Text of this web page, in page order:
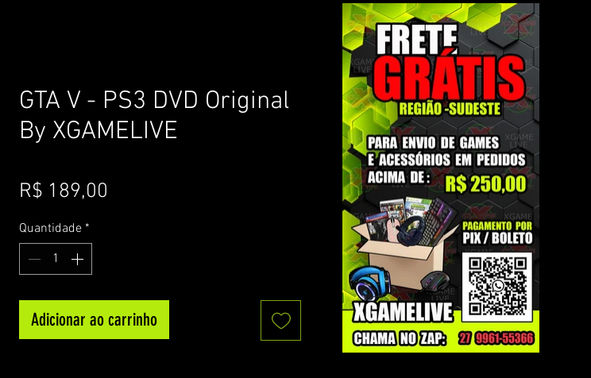
GTA V - PS3 DVD Original
By XGAMELIVE
R$ 189,00
Quantidade *
Adicionar ao carrinho